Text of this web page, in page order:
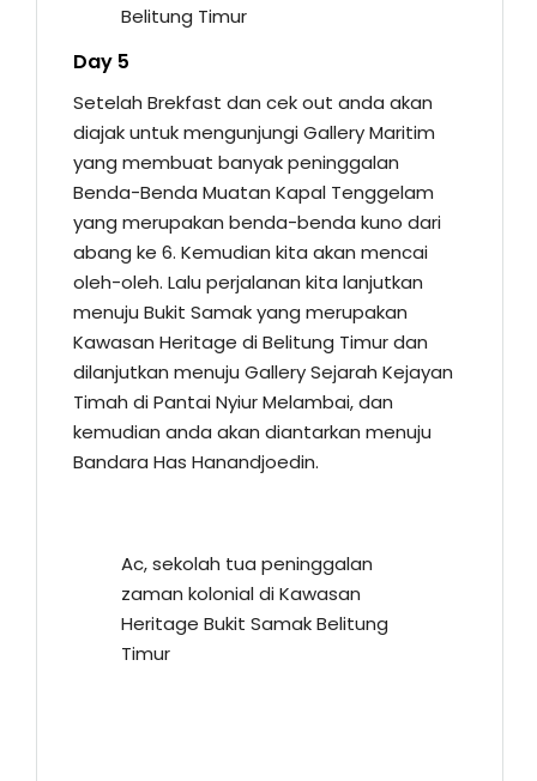
Belitung Timur
Day 5
Setelah Brekfast dan cek out anda akan
diajak untuk mengunjungi Gallery Maritim
yang membuat banyak peninggalan
Benda-Benda Muatan Kapal Tenggelam
yang merupakan benda-benda kuno dari
abang ke 6. Kemudian kita akan mencai
oleh-oleh. Lalu perjalanan kita lanjutkan
menuju Bukit Samak yang merupakan
Kawasan Heritage di Belitung Timur dan
dilanjutkan menuju Gallery Sejarah Kejayan
Timah di Pantai Nyiur Melambai, dan
kemudian anda akan diantarkan menuju
Bandara Has Hanandjoedin.
Ac, sekolah tua peninggalan
zaman kolonial di Kawasan
Heritage Bukit Samak Belitung
Timur